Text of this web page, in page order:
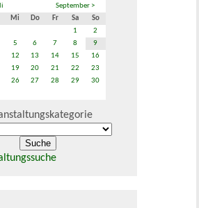
September >
Mi Do Fr Sa
So
1
2
5 6 7 8
9
12 13 14 15
16
19 20 21 22
23
26 27 28 29
30